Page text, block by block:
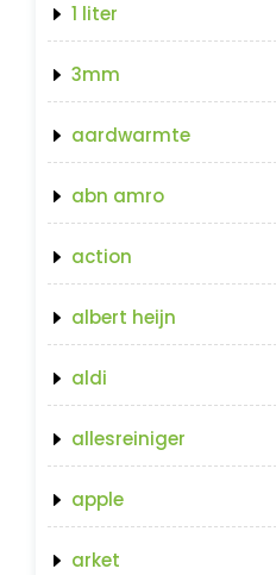
1 liter
3mm
aardwarmte
abn amro
action
albert heijn
aldi
allesreiniger
apple
arket